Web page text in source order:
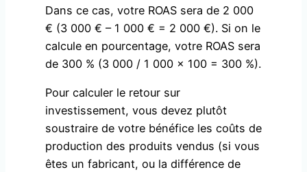
Dans ce cas, votre ROAS sera de 2 000
€ (3 000 € – 1 000 € = 2 000 €). Si on le
calcule en pourcentage, votre ROAS sera
de 300 % (3 000 / 1 000 x 100 = 300 %).
Pour calculer le retour sur
investissement, vous devez plutôt
soustraire de votre bénéfice les coûts de
production des produits vendus (si vous
êtes un fabricant, ou la différence de